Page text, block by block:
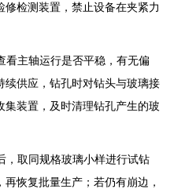
检测装置，禁止设备在夹紧力
看主轴运行是否平稳，有无偏
续供应，钻孔时对钻头与玻璃接
装置，及时清理钻孔产生的玻
，取同规格玻璃小样进行试钻
恢复批量生产；若仍有崩边，